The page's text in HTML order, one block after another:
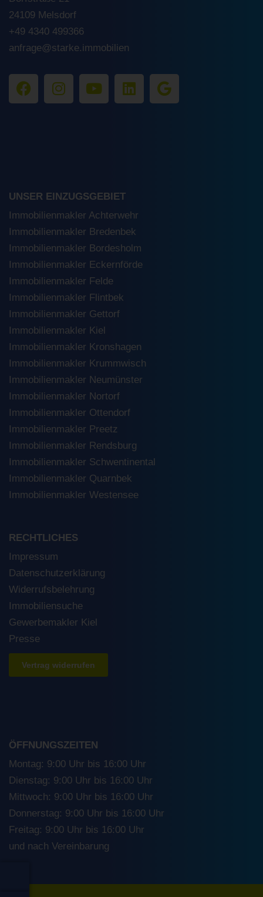
24109 Melsdorf
+49 4340 499366
anfrage@starke.immobilien
UNSER EINZUGSGEBIET
Immobilienmakler Achterwehr
Immobilienmakler Bredenbek
Immobilienmakler Bordesholm
Immobilienmakler Eckernförde
Immobilienmakler Felde
Immobilienmakler Flintbek
Immobilienmakler Gettorf
Immobilienmakler Kiel
Immobilienmakler Kronshagen
Immobilienmakler Krummwisch
Immobilienmakler Neumünster
Immobilienmakler Nortorf
Immobilienmakler Ottendorf
Immobilienmakler Preetz
Immobilienmakler Rendsburg
Immobilienmakler Schwentinental
Immobilienmakler Quarnbek
Immobilienmakler Westensee
RECHTLICHES
Impressum
Datenschutzerklärung
Widerrufsbelehrung
Immobiliensuche
Gewerbemakler Kiel
Presse
Vertrag widerrufen
ÖFFNUNGSZEITEN
Montag: 9:00 Uhr bis 16:00 Uhr
Dienstag: 9:00 Uhr bis 16:00 Uhr
Mittwoch: 9:00 Uhr bis 16:00 Uhr
Donnerstag: 9:00 Uhr bis 16:00 Uhr
Freitag: 9:00 Uhr bis 16:00 Uhr
und nach Vereinbarung